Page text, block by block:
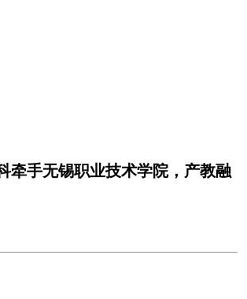
牵手无锡职业技术学院，产教融